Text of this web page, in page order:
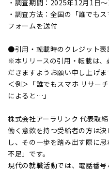
・調査期間：2025年12月1日
・調査方法：全国の「誰でも
フォームを送付
●引用・転載時のクレジット表
※本リリースの引用・転載は
だきますようお願い申し上げま
＜例＞「誰でもスマホ リサー
によると…」
株式会社アーラリンク 代表取
働く意欲を持つ受給者の方は
し、その一歩を踏み出す際に
不足」です。
現代の就職活動では、電話番